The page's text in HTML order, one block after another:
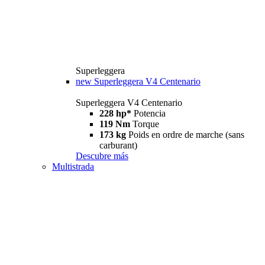
Superleggera
new Superleggera V4 Centenario
Superleggera V4 Centenario
228 hp* Potencia
119 Nm Torque
173 kg Poids en ordre de marche (sans
carburant)
Descubre más
Multistrada